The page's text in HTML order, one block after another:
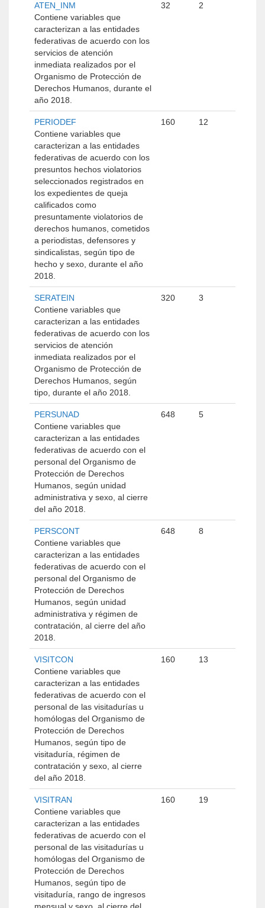
ATEN_INM
Contiene variables que
caracterizan a las entidades
federativas de acuerdo con los
servicios de atención
inmediata realizados por el
Organismo de Protección de
Derechos Humanos, durante el
año 2018.
32 2
PERIODEF
Contiene variables que
caracterizan a las entidades
federativas de acuerdo con los
presuntos hechos violatorios
seleccionados registrados en
los expedientes de queja
calificados como
presuntamente violatorios de
derechos humanos, cometidos
a periodistas, defensores y
sindicalistas, según tipo de
hecho y sexo, durante el año
2018.
160 12
SERATEIN
Contiene variables que
caracterizan a las entidades
federativas de acuerdo con los
servicios de atención
inmediata realizados por el
Organismo de Protección de
Derechos Humanos, según
tipo, durante el año 2018.
320 3
PERSUNAD
Contiene variables que
caracterizan a las entidades
federativas de acuerdo con el
personal del Organismo de
Protección de Derechos
Humanos, según unidad
administrativa y sexo, al cierre
del año 2018.
648 5
PERSCONT
Contiene variables que
caracterizan a las entidades
federativas de acuerdo con el
personal del Organismo de
Protección de Derechos
Humanos, según unidad
administrativa y régimen de
contratación, al cierre del año
2018.
648 8
VISITCON
Contiene variables que
caracterizan a las entidades
federativas de acuerdo con el
personal de las visitadurías u
homólogas del Organismo de
Protección de Derechos
Humanos, según tipo de
visitaduría, régimen de
contratación y sexo, al cierre
del año 2018.
160 13
VISITRAN
Contiene variables que
caracterizan a las entidades
federativas de acuerdo con el
personal de las visitadurías u
homólogas del Organismo de
Protección de Derechos
Humanos, según tipo de
visitaduría, rango de ingresos
160 19